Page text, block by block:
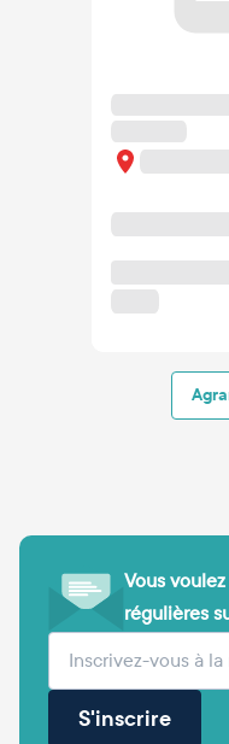
Vous
régulières
Votre adresse e-
S'inscrire